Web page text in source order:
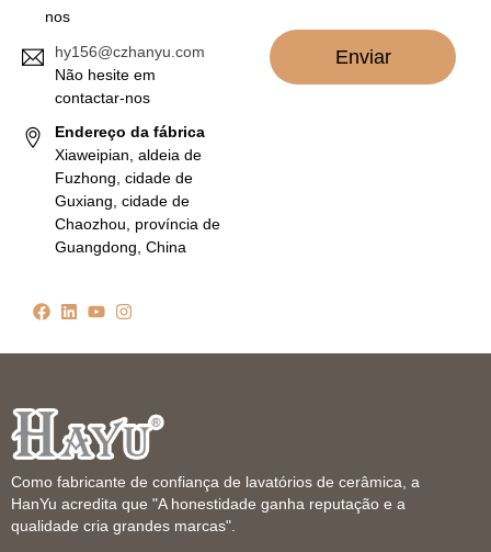
nos
hy156@czhanyu.com
Não hesite em
contactar-nos
Endereço da fábrica
Xiaweipian, aldeia de
Fuzhong, cidade de
Guxiang, cidade de
Chaozhou, província de
Guangdong, China
Enviar
Como fabricante de confiança de lavatórios de cerâmica, a
HanYu acredita que "A honestidade ganha reputação e a
qualidade cria grandes marcas".